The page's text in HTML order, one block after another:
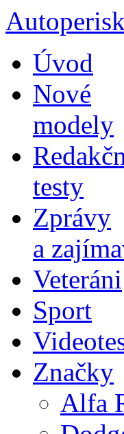
obsahu
webu
Úvod
Nové
modely
testy
Zprávy
a
Veteráni
Sport
Značky
Alfa